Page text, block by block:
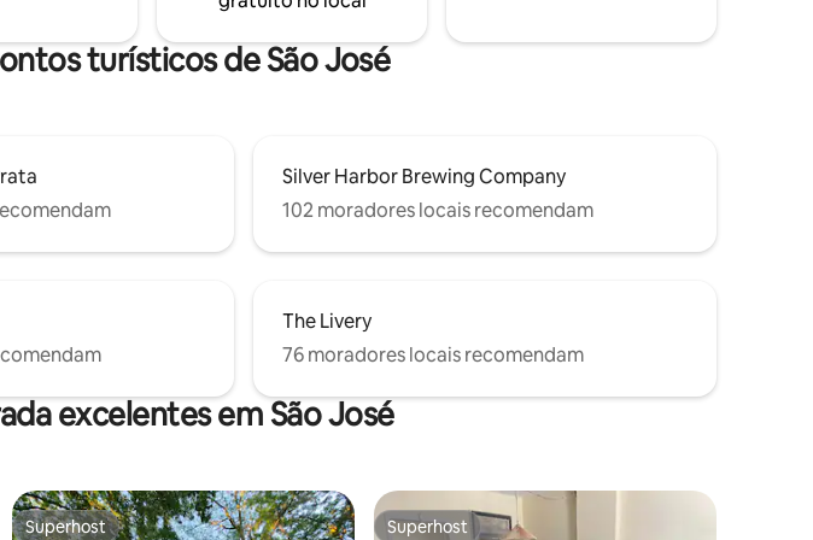
O telhado tem vistas dignas de
Instagram. WIFI gratuito.
garra.
turísticos de São José
Silver Harbor Brewing Company
102 moradores locais recomendam
The Livery
76 moradores locais recomendam
excelentes em São José
Superhost Superhost